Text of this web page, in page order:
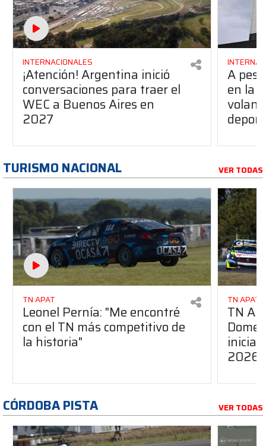
INTERNACIONALES
¡Atención! Argentina inició
conversaciones para traer el
WEC a Buenos Aires en
2027
A
en la
TURISMO NACIONAL VER TODAS
TN APAT
Leonel Pernía: "Me encontré
con el TN más competitivo de
la historia"
TN APAT
TN
2026
CÓRDOBA PISTA VER TODAS